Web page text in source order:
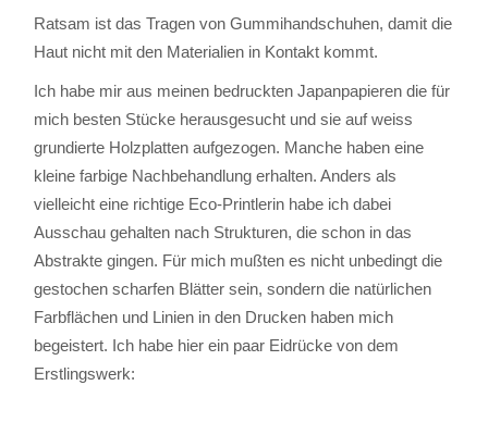
Ratsam ist das Tragen von Gummihandschuhen, damit die
Haut nicht mit den Materialien in Kontakt kommt.
Ich habe mir aus meinen bedruckten Japanpapieren die für
mich besten Stücke herausgesucht und sie auf weiss
grundierte Holzplatten aufgezogen. Manche haben eine
kleine farbige Nachbehandlung erhalten. Anders als
vielleicht eine richtige Eco-Printlerin habe ich dabei
Ausschau gehalten nach Strukturen, die schon in das
Abstrakte gingen. Für mich mußten es nicht unbedingt die
gestochen scharfen Blätter sein, sondern die natürlichen
Farbflächen und Linien in den Drucken haben mich
begeistert. Ich habe hier ein paar Eidrücke von dem
Erstlingswerk: